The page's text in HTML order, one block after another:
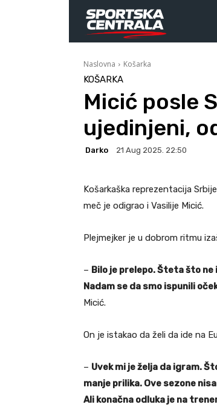
Naslovna Košarka
KOŠARKA
Micić posle
ujedinjeni,
Darko 21 Aug 2025. 22:50
Košarkaška reprezentacija
meč je odigrao i Vasilije Micić.
Plejmejker je u dobrom ritmu
– Bilo je prelepo. Šteta što
Nadam se da smo ispunili
Micić.
On je istakao da želi da ide na
– Uvek mi je želja da igram.
manje prilika. Ove sezone
Ali konačna odluka je na